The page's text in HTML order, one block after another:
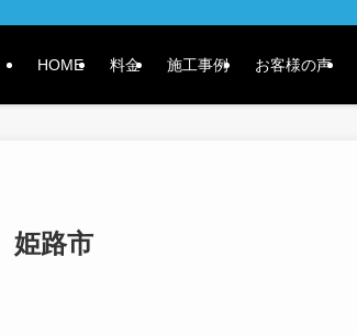
HOME 料金 施工事例 お客様の声
姫路市